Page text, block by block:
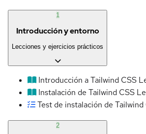
1
Introducción y entorno
Lecciones y ejercicios prácticos
Introducción a Tailwind CSS
Instalación de Tailwind CSS
Test de instalación de Tailwind
2